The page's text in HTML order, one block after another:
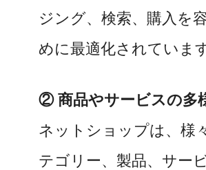
ジング、検索、購入を
めに最適化されています
② 商品やサービスの多
ネットショップは、様
テゴリー、製品、サー